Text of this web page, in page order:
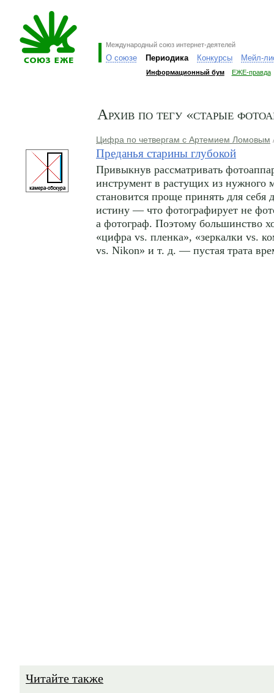
Международный союз интернет-деятелей
О союзе Периодика Конкурсы Мейл-
Информационный бум ЕЖЕ-правда
Архив по тегу «старые
Цифра по четвергам с Артемием Ломовым
Преданья старины глубокой
Привыкнув рассматривать
инструмент в растущих из нужного
становится проще принять для себя
истину — что фотографирует не
а фотограф. Поэтому большинство
«цифра vs. пленка», «зеркалки vs.
vs. Nikon» и т. д. — пустая трата
Читайте также